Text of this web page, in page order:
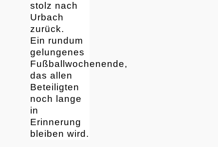
stolz nach
Urbach
zurück.
Ein rundum
gelungenes
Fußballwochenende,
das allen
Beteiligten
noch lange
in
Erinnerung
bleiben wird.